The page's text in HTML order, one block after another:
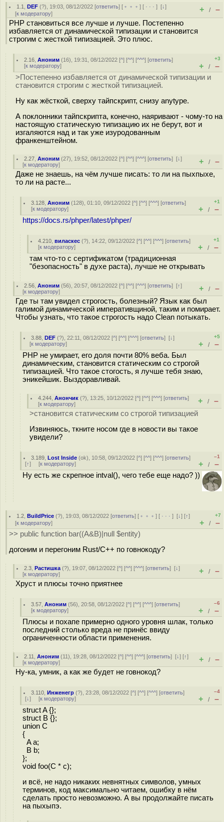
1.1 ,DEF (?), 19:03, 08/12/2022 [ответить] [ ﹢﹢﹢] [ · · ·][↓]
[к модератору] + / –
PHP становиться все лучше и лучше. Постепенно
избавляется от динамической типизации и становится
строгим с жесткой типизацией. Это плюс.
2.16 ,Аноним (16), 19:31, 08/12/2022 [^] [^^] [^^^] [ответить]
[к модератору]
+3
+ / –
>Постепенно избавляется от динамической типизации и
становится строгим с жесткой типизацией.
Ну как жёсткой, сверху тайпскрипт, снизу anytype.
А поклонники тайпскрипта, конечно, наяривают - чому-то на
настоящую статическую типизацию их не берут, вот и
изгаляются над и так уже изуродованным
франкенштейном.
2.27 ,Аноним (27), 19:52, 08/12/2022 [^] [^^] [^^^] [ответить][↓]
[к модератору] + / –
Даже не знаешь, на чём лучше писать: то ли на пыхпыхе,
то ли на расте...
3.128 ,Аноним (128), 01:10, 09/12/2022 [^] [^^] [^^^] [ответить]
[к модератору]
+1
+ / –
https://docs.rs/phper/latest/phper/
4.210 ,виласкес (?), 14:22, 09/12/2022 [^] [^^] [^^^] [ответить]
[к модератору]
+1
+ / –
там что-то с сертификатом (традиционная
"безопасность" в духе раста), лучше не открывать
2.56 ,Аноним (56), 20:57, 08/12/2022 [^] [^^] [^^^] [ответить][↑]
[к модератору] + / –
Где ты там увидел строгость, болезный? Язык как был
галимой динамической императивщиной, таким и помирает.
Чтобы узнать, что такое строгость надо Clean потыкать.
3.88 ,DEF (?), 22:11, 08/12/2022 [^] [^^] [^^^] [ответить][↓]
[к модератору]
+5
+ / –
PHP не умирает, его доля почти 80% веба. Был
динамическим, становится статическим со строгой
типизацией. Что такое стогость, я лучше тебя знаю,
эникейшик. Выздоравливай.
4.244 ,Анончик (?), 13:25, 10/12/2022 [^] [^^] [^^^] [ответить]
[к модератору] + / –
>становится статическим со строгой типизацией
Извиняюсь, ткните носом где в новости вы такое
увидели?
3.189 ,Lost Inside (ok), 10:58, 09/12/2022 [^] [^^] [^^^] [ответить]
[↑] [к модератору]
–1
+ / –
Ну есть же скрепное intval(), чего тебе еще надо? ))
1.2 ,BuildPrice (?), 19:03, 08/12/2022 [ответить] [ ﹢﹢﹢] [ · · ·][↓] [↑]
[к модератору]
+7
+ / –
>> public function bar((A&B)|null $entity)
догоним и перегоним Rust/C++ по говнокоду?
2.3 ,Растишка (?), 19:07, 08/12/2022 [^] [^^] [^^^] [ответить][↓]
[к модератору] + / –
Хруст и плюсы точно приятнее
3.57 ,Аноним (56), 20:58, 08/12/2022 [^] [^^] [^^^] [ответить]
[к модератору]
–6
+ / –
Плюсы и похапе примерно одного уровня шлак, только
последний столько вреда не принёс ввиду
ограниченности области применения.
2.11 ,Аноним (11), 19:28, 08/12/2022 [^] [^^] [^^^] [ответить][↓] [↑]
[к модератору] + / –
Ну-ка, умник, а как же будет не говнокод?
3.110 ,Инженегр (?), 23:28, 08/12/2022 [^] [^^] [^^^] [ответить]
[↓] [к модератору]
–4
+ / –
struct A {};
struct B {};
union C
{
A a;
B b;
};
void foo(C * c);
и вcё, не надо никаких невнятных символов, умных
терминов, код максимально читаем, ошибку в нём
сделать просто невозможно. А вы продолжайте писать
на пыхыпэ.